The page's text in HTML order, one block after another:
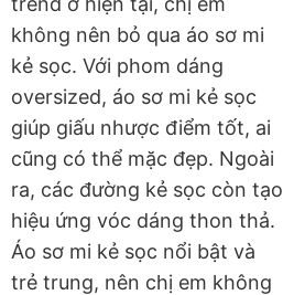
không nên bỏ qua áo sơ mi
kẻ sọc. Với phom dáng
oversized, áo sơ mi kẻ sọc
giúp giấu nhược điểm tốt, ai
cũng có thể mặc đẹp. Ngoài
ra, các đường kẻ sọc còn tạo
hiệu ứng vóc dáng thon thả.
Áo sơ mi kẻ sọc nổi bật và
trẻ trung, nên chị em không